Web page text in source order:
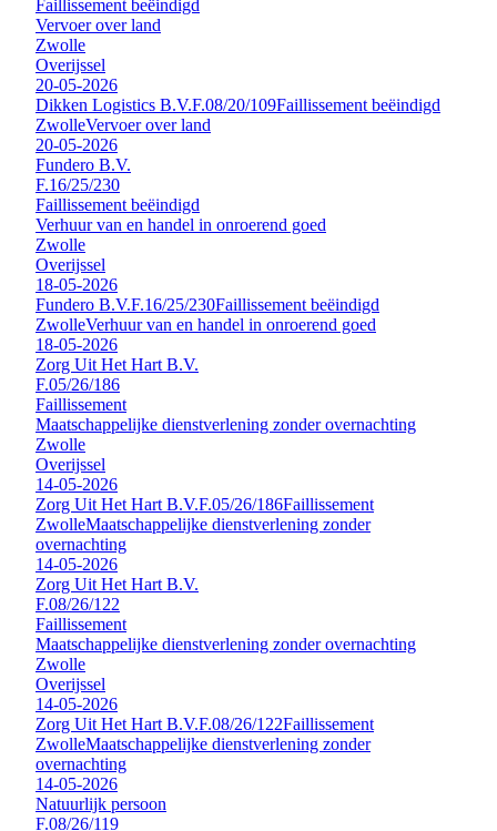
Faillissement beëindigd
Vervoer over land
Zwolle
Overijssel
20-05-2026
Dikken Logistics B.V.F.08/20/109Faillissement beëindigd
ZwolleVervoer over land
20-05-2026
Fundero B.V.
F.16/25/230
Faillissement beëindigd
Verhuur van en handel in onroerend goed
Zwolle
Overijssel
18-05-2026
Fundero B.V.F.16/25/230Faillissement beëindigd
ZwolleVerhuur van en handel in onroerend goed
18-05-2026
Zorg Uit Het Hart B.V.
F.05/26/186
Faillissement
Maatschappelijke dienstverlening zonder overnachting
Zwolle
Overijssel
14-05-2026
Zorg Uit Het Hart B.V.F.05/26/186Faillissement
ZwolleMaatschappelijke dienstverlening zonder
overnachting
14-05-2026
Zorg Uit Het Hart B.V.
F.08/26/122
Faillissement
Maatschappelijke dienstverlening zonder overnachting
Zwolle
Overijssel
14-05-2026
Zorg Uit Het Hart B.V.F.08/26/122Faillissement
ZwolleMaatschappelijke dienstverlening zonder
overnachting
14-05-2026
Natuurlijk persoon
F.08/26/119